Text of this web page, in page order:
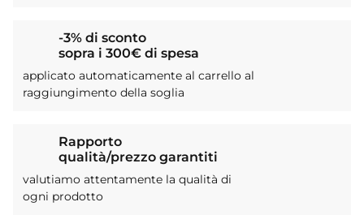
-3% di sconto
sopra i 300€ di spesa
applicato automaticamente al carrello al
raggiungimento della soglia
Rapporto
qualità/prezzo garantiti
valutiamo attentamente la qualità di
ogni prodotto